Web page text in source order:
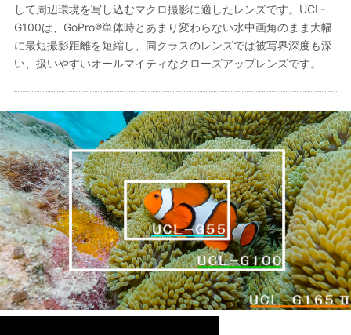
して周辺環境を写し込むマクロ撮影に適したレンズです。UCL-
G100は、GoPro®単体時とあまり変わらない水中画角のまま大幅
に最短撮影距離を短縮し、同クラスのレンズでは被写界深度も深
い、扱いやすいオールマイティなクローズアップレンズです。